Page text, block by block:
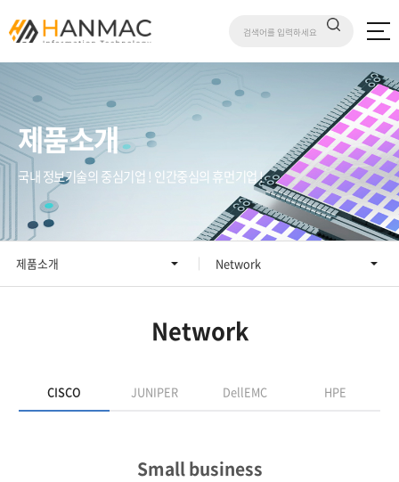
제품소개
국내 정보기술의 중심기업 ! 인간중심의 휴먼기업 !
제품소개 Network
Network
CISCO JUNIPER DellEMC HPE
Small business